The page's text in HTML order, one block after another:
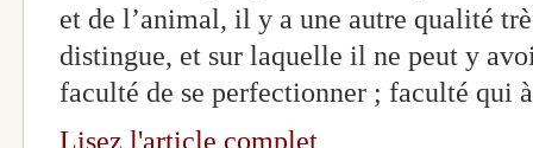
et de l’animal, il y a une autre qualité
distingue, et sur laquelle il ne peut y
faculté de se perfectionner ; faculté qui
Lisez l'article complet